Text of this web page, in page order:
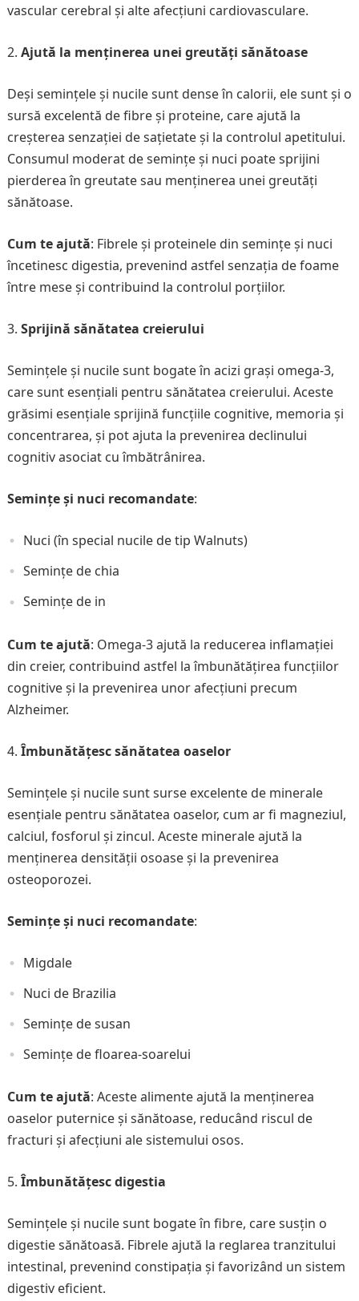
vascular cerebral și alte afecțiuni cardiovasculare.
Ajută la menținerea unei greutăți sănătoase
Deși semințele și nucile sunt dense în calorii, ele sunt și o
sursă excelentă de fibre și proteine, care ajută la
creșterea senzației de sațietate și la controlul apetitului.
Consumul moderat de semințe și nuci poate sprijini
pierderea în greutate sau menținerea unei greutăți
sănătoase.
Cum te ajută: Fibrele și proteinele din semințe și nuci
încetinesc digestia, prevenind astfel senzația de foame
între mese și contribuind la controlul porțiilor.
Sprijină sănătatea creierului
Semințele și nucile sunt bogate în acizi grași omega-3,
care sunt esențiali pentru sănătatea creierului. Aceste
grăsimi esențiale sprijină funcțiile cognitive, memoria și
concentrarea, și pot ajuta la prevenirea declinului
cognitiv asociat cu îmbătrânirea.
Semințe și nuci recomandate:
Nuci (în special nucile de tip Walnuts)
Semințe de chia
Semințe de in
Cum te ajută: Omega-3 ajută la reducerea inflamației
din creier, contribuind astfel la îmbunătățirea funcțiilor
cognitive și la prevenirea unor afecțiuni precum
Alzheimer.
Îmbunătățesc sănătatea oaselor
Semințele și nucile sunt surse excelente de minerale
esențiale pentru sănătatea oaselor, cum ar fi magneziul,
calciul, fosforul și zincul. Aceste minerale ajută la
menținerea densității osoase și la prevenirea
osteoporozei.
Semințe și nuci recomandate:
Migdale
Nuci de Brazilia
Semințe de susan
Semințe de floarea-soarelui
Cum te ajută: Aceste alimente ajută la menținerea
oaselor puternice și sănătoase, reducând riscul de
fracturi și afecțiuni ale sistemului osos.
Îmbunătățesc digestia
Semințele și nucile sunt bogate în fibre, care susțin o
digestie sănătoasă. Fibrele ajută la reglarea tranzitului
intestinal, prevenind constipația și favorizând un sistem
digestiv eficient.